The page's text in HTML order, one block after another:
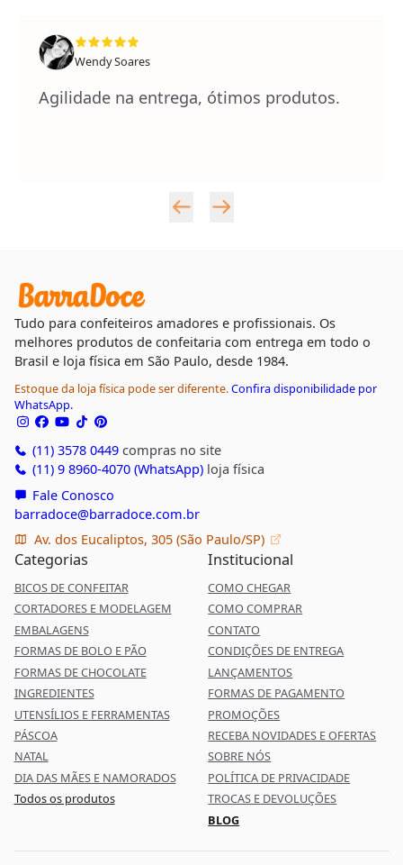
Wendy Soares
Agilidade na entrega, ótimos produtos.
Tudo para confeiteiros amadores e profissionais. Os
melhores produtos de confeitaria com entrega em todo o
Brasil e loja física em São Paulo, desde 1984.
Estoque da loja física pode ser diferente.Confira disponibilidade por
WhatsApp.
(11) 3578 0449compras no site
(11) 9 8960-4070 (WhatsApp)loja física
Fale Conosco
barradoce@barradoce.com.br
Av. dos Eucaliptos, 305 (São Paulo/SP)
Categorias
BICOS DE CONFEITAR
CORTADORES E MODELAGEM
EMBALAGENS
FORMAS DE BOLO E PÃO
FORMAS DE CHOCOLATE
INGREDIENTES
UTENSÍLIOS E FERRAMENTAS
PÁSCOA
NATAL
DIA DAS MÃES E NAMORADOS
Todos os produtos
Institucional
COMO CHEGAR
COMO COMPRAR
CONTATO
CONDIÇÕES DE ENTREGA
LANÇAMENTOS
FORMAS DE PAGAMENTO
PROMOÇÕES
RECEBA NOVIDADES E OFERTAS
SOBRE NÓS
POLÍTICA DE PRIVACIDADE
TROCAS E DEVOLUÇÕES
BLOG